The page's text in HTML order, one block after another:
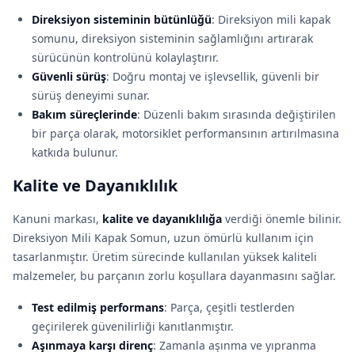
Direksiyon sisteminin bütünlüğü: Direksiyon mili kapak
somunu, direksiyon sisteminin sağlamlığını artırarak
sürücünün kontrolünü kolaylaştırır.
Güvenli sürüş: Doğru montaj ve işlevsellik, güvenli bir
sürüş deneyimi sunar.
Bakım süreçlerinde: Düzenli bakım sırasında değiştirilen
bir parça olarak, motorsiklet performansının artırılmasına
katkıda bulunur.
Kalite ve Dayanıklılık
Kanuni markası, kalite ve dayanıklılığa verdiği önemle bilinir.
Direksiyon Mili Kapak Somun, uzun ömürlü kullanım için
tasarlanmıştır. Üretim sürecinde kullanılan yüksek kaliteli
malzemeler, bu parçanın zorlu koşullara dayanmasını sağlar.
Test edilmiş performans: Parça, çeşitli testlerden
geçirilerek güvenilirliği kanıtlanmıştır.
Aşınmaya karşı direnç: Zamanla aşınma ve yıpranma